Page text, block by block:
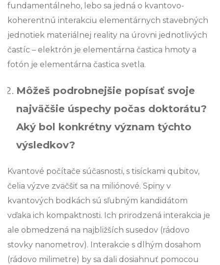
fundamentálneho, lebo sa jedná o kvantovo-
koherentnú interakciu elementárnych stavebných
jednotiek materiálnej reality na úrovni jednotlivých
častíc – elektrón je elementárna častica hmoty a
fotón je elementárna častica svetla.
Môžeš podrobnejšie popísať svoje
najväčšie úspechy počas doktorátu?
Aký bol konkrétny význam týchto
výsledkov?
Kvantové počítače súčasnosti, s tisíckami qubitov,
čelia výzve zväčšiť sa na miliónové. Spiny v
kvantových bodkách sú sľubným kandidátom
vďaka ich kompaktnosti. Ich prirodzená interakcia je
ale obmedzená na najbližších susedov (rádovo
stovky nanometrov). Interakcie s dlhým dosahom
(rádovo milimetre) by sa dali dosiahnuť pomocou